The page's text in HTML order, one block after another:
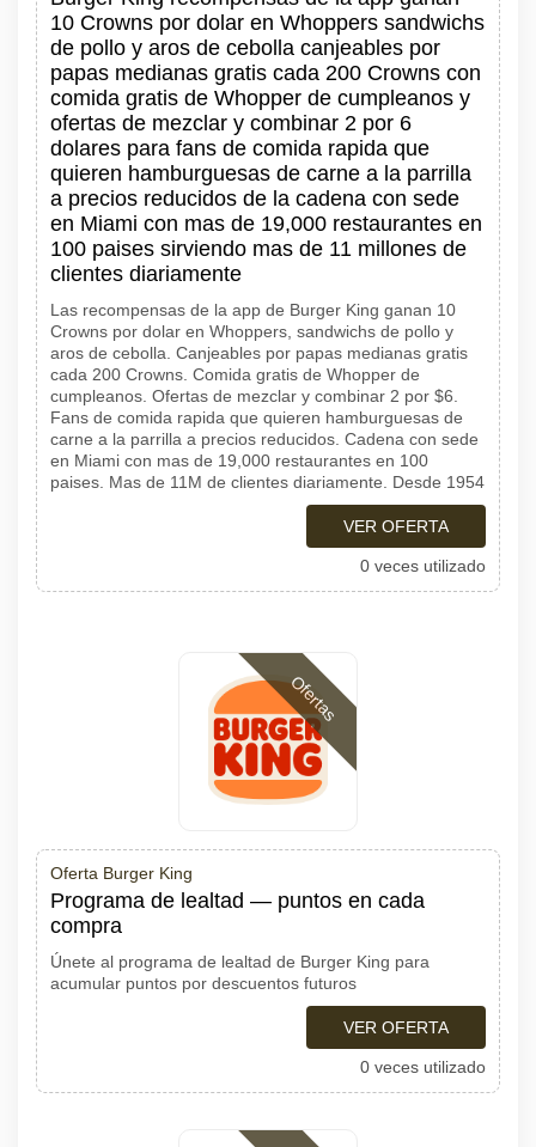
10 Crowns por dolar en Whoppers sandwichs
de pollo y aros de cebolla canjeables por
papas medianas gratis cada 200 Crowns con
comida gratis de Whopper de cumpleanos y
ofertas de mezclar y combinar 2 por 6
dolares para fans de comida rapida que
quieren hamburguesas de carne a la parrilla
a precios reducidos de la cadena con sede
en Miami con mas de 19,000 restaurantes en
100 paises sirviendo mas de 11 millones de
clientes diariamente
Las recompensas de la app de Burger King ganan 10
Crowns por dolar en Whoppers, sandwichs de pollo y
aros de cebolla. Canjeables por papas medianas gratis
cada 200 Crowns. Comida gratis de Whopper de
cumpleanos. Ofertas de mezclar y combinar 2 por $6.
Fans de comida rapida que quieren hamburguesas de
carne a la parrilla a precios reducidos. Cadena con sede
en Miami con mas de 19,000 restaurantes en 100
paises. Mas de 11M de clientes diariamente. Desde 1954
VER OFERTA
0 veces utilizado
Ofertas
Oferta Burger King
Programa de lealtad — puntos en cada
compra
Únete al programa de lealtad de Burger King para
acumular puntos por descuentos futuros
VER OFERTA
0 veces utilizado